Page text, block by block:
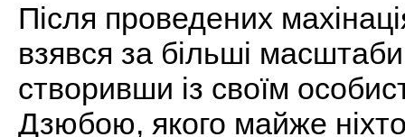
Після проведених
взявся за більші
створивши із своїм
Дзюбою, якого майже